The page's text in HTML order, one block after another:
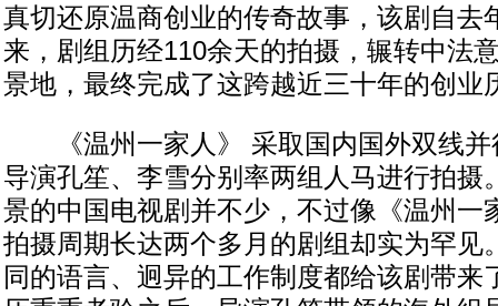
真切还原温商创业的传奇故事，该剧自去
来，剧组历经110余天的拍摄，辗转中法
景地，最终完成了这跨越近三十年的创业
《温州一家人》 采取国内国外双线并
导演孔笙、李雪分别率两组人马进行拍摄
景的中国电视剧并不少，不过像《温州一
拍摄周期长达两个多月的剧组却实为罕见
同的语言、迥异的工作制度都给该剧带来